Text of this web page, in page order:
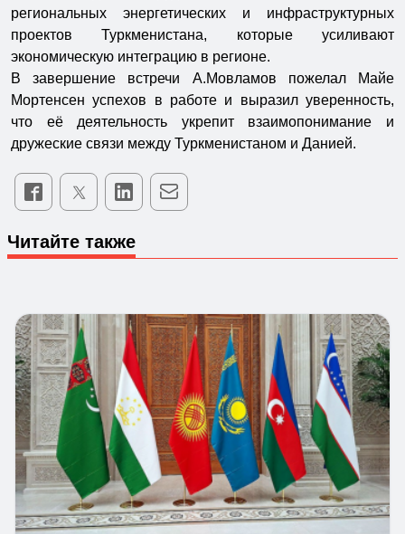
региональных энергетических и инфраструктурных
проектов Туркменистана, которые усиливают
экономическую интеграцию в регионе.
В завершение встречи А.Мовламов пожелал Майе
Мортенсен успехов в работе и выразил уверенность,
что её деятельность укрепит взаимопонимание и
дружеские связи между Туркменистаном и Данией.
Читайте также